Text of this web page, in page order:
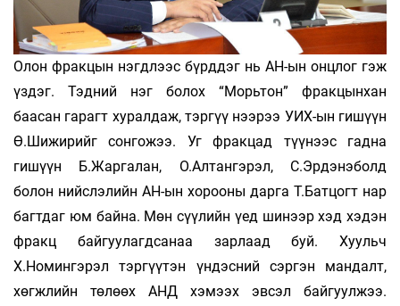
Олон фракцын нэгдлээс бүрддэг нь АН-ын онцлог гэж
үздэг. Тэдний нэг болох “Морьтон” фракцынхан
баасан гарагт хуралдаж, тэргүү­ нээрээ УИХ-ын гишүүн
Ө.Шижирийг сонгожээ. Уг фракцад түүнээс гадна
гишүүн Б.Жаргалан, О.Алтангэрэл, С.Эрдэнэболд
болон нийслэлийн АН-ын хорооны дарга Т.Батцогт нар
багтдаг юм байна. Мөн сүүлийн үед шинээр хэд хэдэн
фракц байгуулагдсанаа зарлаад буй. Хуульч
Х.Номингэрэл тэргүүтэн үндэсний сэргэн мандалт,
хөгжлийн төлөөх АНД хэмээх эвсэл байгуулжээ.